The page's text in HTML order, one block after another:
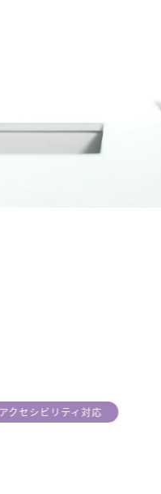
アクセシビリティ対応